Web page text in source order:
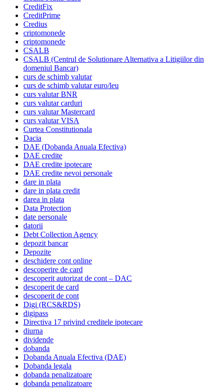
CreditFix
CreditPrime
Credius
criptomonede
criptomonede
CSALB
CSALB (Centrul de Solutionare Alternativa a Litigiilor din
domeniul Bancar)
curs de schimb valutar
curs de schimb valutar euro/leu
curs valutar BNR
curs valutar carduri
curs valutar Mastercard
curs valutar VISA
Curtea Constitutionala
Dacia
DAE (Dobanda Anuala Efectiva)
DAE credite
DAE credite ipotecare
DAE credite nevoi personale
dare in plata
dare in plata credit
darea in plata
Data Protection
date personale
datorii
Debt Collection Agency
depozit bancar
Depozite
deschidere cont online
descoperire de card
descoperit autorizat de cont – DAC
descoperit de card
descoperit de cont
Digi (RCS&RDS)
digipass
Directiva 17 privind creditele ipotecare
diurna
dividende
dobanda
Dobanda Anuala Efectiva (DAE)
Dobanda legala
dobanda penalizatoare
dobanda penalizatoare